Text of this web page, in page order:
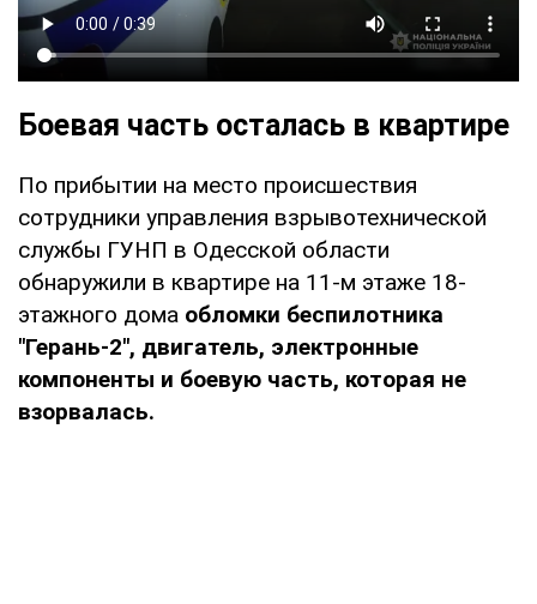
Боевая часть осталась в квартире
По прибытии на место происшествия
сотрудники управления взрывотехнической
службы ГУНП в Одесской области
обнаружили в квартире на 11-м этаже 18-
этажного дома обломки беспилотника
"Герань-2", двигатель, электронные
компоненты и боевую часть, которая не
взорвалась.